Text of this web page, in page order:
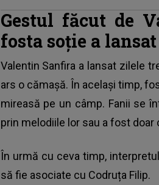
Gestul făcut de
fosta soție a
Valentin Sanfira a lansat zilele
ars o cămașă. În același timp,
mireasă pe un câmp. Fanii se
prin melodiile lor sau a fost
În urmă cu ceva timp,
să fie asociate cu Codruța Filip.